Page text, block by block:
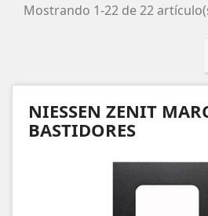
Mostrando 1-22 de 22
NIESSEN ZENIT
BASTIDORES